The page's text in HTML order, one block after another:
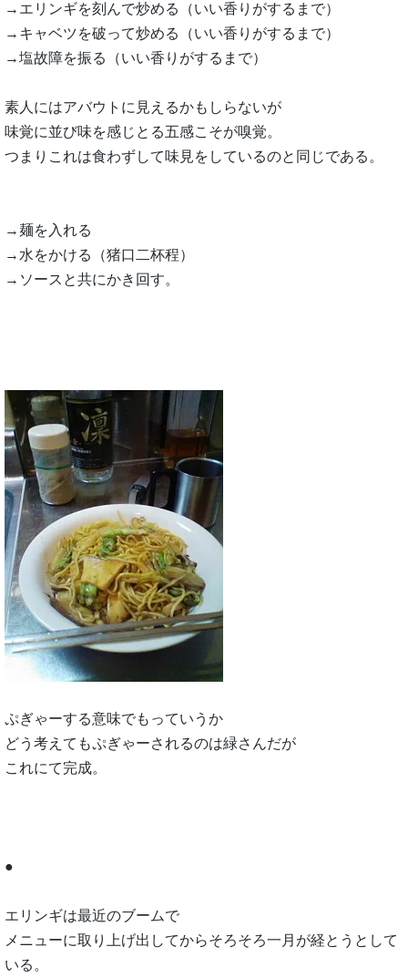
→エリンギを刻んで炒める（いい香りがするまで）
→キャベツを破って炒める（いい香りがするまで）
→塩故障を振る（いい香りがするまで）
素人にはアバウトに見えるかもしらないが
味覚に並び味を感じとる五感こそが嗅覚。
つまりこれは食わずして味見をしているのと同じである。
→麺を入れる
→水をかける（猪口二杯程）
→ソースと共にかき回す。
ぷぎゃーする意味でもっていうか
どう考えてもぷぎゃーされるのは緑さんだが
これにて完成。
●
エリンギは最近のブームで
メニューに取り上げ出してからそろそろ一月が経とうとして
いる。